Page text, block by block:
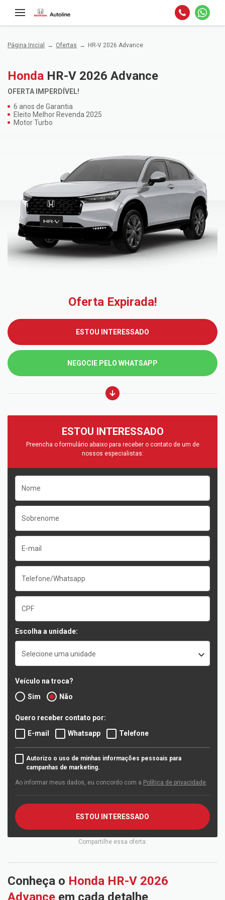
Página Inicial Ofertas HR-V 2026 Advance
Honda HR-V 2026 Advance
OFERTA IMPERDÍVEL!
6 anos de Garantia
Eleito Melhor Revenda 2025
Motor Turbo
Oferta Expirada!
ESTOU INTERESSADO
NEGOCIE PELO WHATSAPP
ESTOU INTERESSADO
Preencha o formulário abaixo para receber o contato de um de
nossos especialistas:
Escolha a unidade:
Selecione uma unidade
Veículo na troca?
Sim
Não
Quero receber contato por:
E-mail
Whatsapp Telefone
Autorizo o uso de minhas informações pessoais para
campanhas de marketing.
Ao informar meus dados, eu concordo com a Política de privacidade.
ESTOU INTERESSADO
Compartilhe essa oferta:
Conheça o Honda HR-V 2026
Advance em cada detalhe